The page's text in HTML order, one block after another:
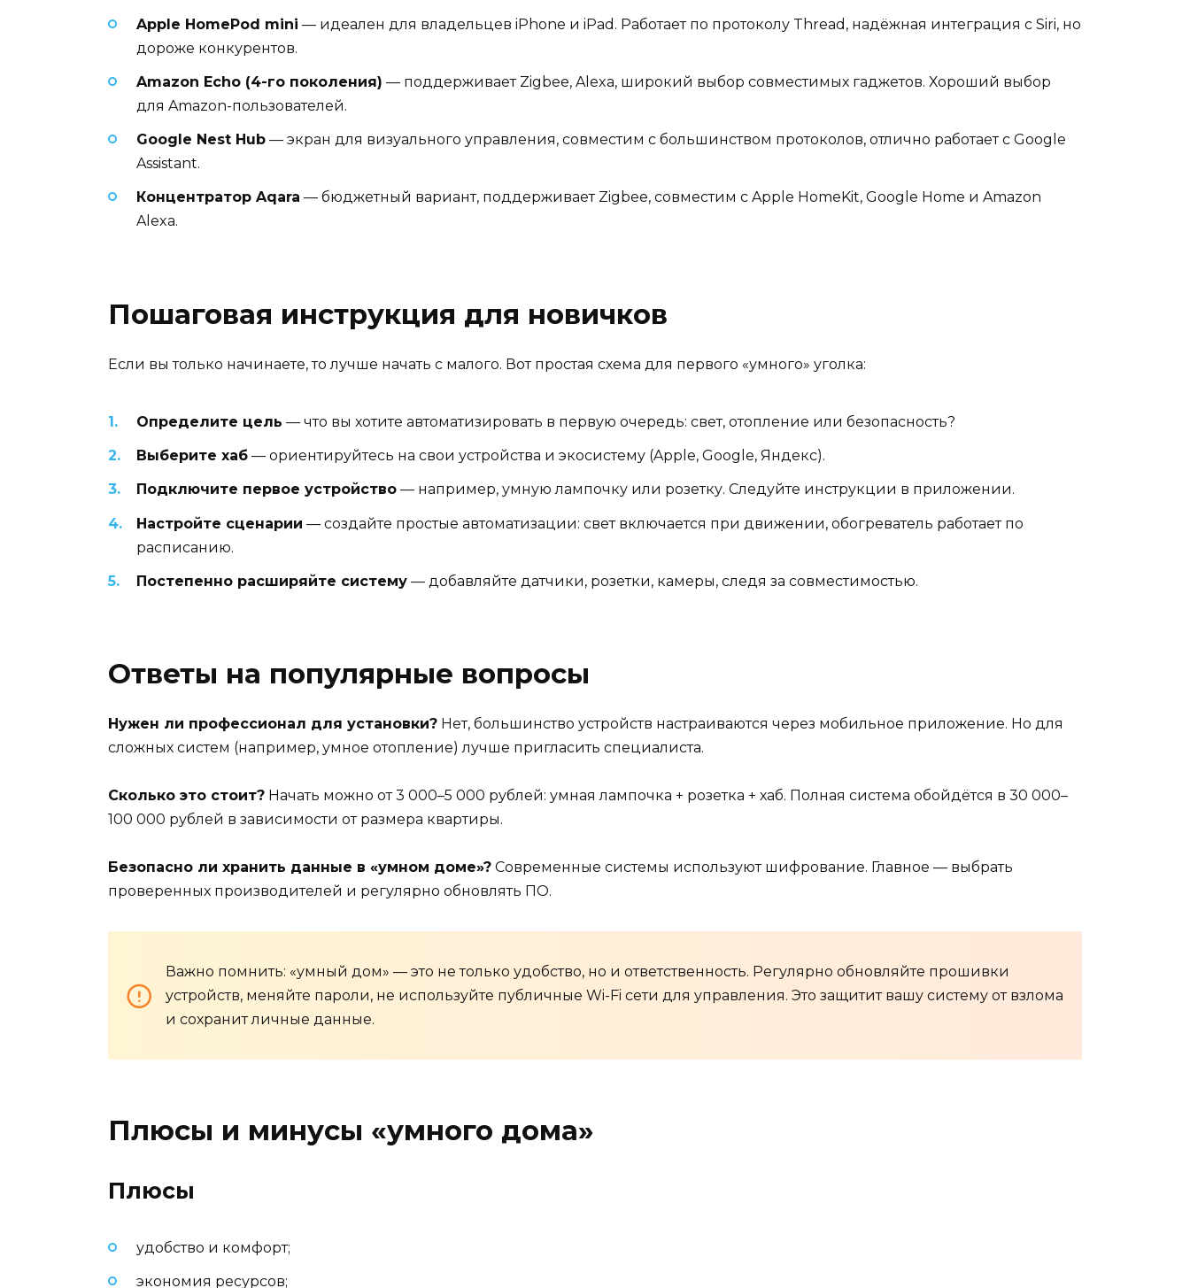
Apple HomePod mini — идеален для владельцев iPhone и iPad. Работает по протоколу Thread, надёжная интеграция с Siri, но
дороже конкурентов.
Amazon Echo (4-го поколения) — поддерживает Zigbee, Alexa, широкий выбор совместимых гаджетов. Хороший выбор
для Amazon-пользователей.
Google Nest Hub — экран для визуального управления, совместим с большинством протоколов, отлично работает с Google
Assistant.
Концентратор Aqara — бюджетный вариант, поддерживает Zigbee, совместим с Apple HomeKit, Google Home и Amazon
Alexa.
Пошаговая инструкция для новичков
Если вы только начинаете, то лучше начать с малого. Вот простая схема для первого «умного» уголка:
Определите цель — что вы хотите автоматизировать в первую очередь: свет, отопление или безопасность?
Выберите хаб — ориентируйтесь на свои устройства и экосистему (Apple, Google, Яндекс).
Подключите первое устройство — например, умную лампочку или розетку. Следуйте инструкции в приложении.
Настройте сценарии — создайте простые автоматизации: свет включается при движении, обогреватель работает по
расписанию.
Постепенно расширяйте систему — добавляйте датчики, розетки, камеры, следя за совместимостью.
Ответы на популярные вопросы
Нужен ли профессионал для установки? Нет, большинство устройств настраиваются через мобильное приложение. Но для
сложных систем (например, умное отопление) лучше пригласить специалиста.
Сколько это стоит? Начать можно от 3 000–5 000 рублей: умная лампочка + розетка + хаб. Полная система обойдётся в 30 000–
100 000 рублей в зависимости от размера квартиры.
Безопасно ли хранить данные в «умном доме»? Современные системы используют шифрование. Главное — выбрать
проверенных производителей и регулярно обновлять ПО.
Важно помнить: «умный дом» — это не только удобство, но и ответственность. Регулярно обновляйте прошивки
устройств, меняйте пароли, не используйте публичные Wi-Fi сети для управления. Это защитит вашу систему от взлома
и сохранит личные данные.
Плюсы и минусы «умного дома»
Плюсы
удобство и комфорт;
экономия ресурсов;